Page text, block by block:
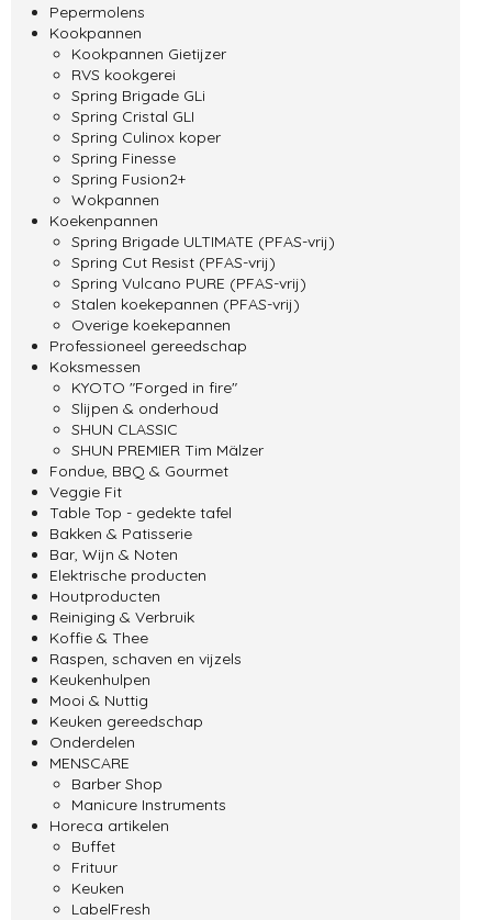
Pepermolens
Kookpannen
Kookpannen Gietijzer
RVS kookgerei
Spring Brigade GLi
Spring Cristal GLI
Spring Culinox koper
Spring Finesse
Spring Fusion2+
Wokpannen
Koekenpannen
Spring Brigade ULTIMATE (PFAS-vrij)
Spring Cut Resist (PFAS-vrij)
Spring Vulcano PURE (PFAS-vrij)
Stalen koekepannen (PFAS-vrij)
Overige koekepannen
Professioneel gereedschap
Koksmessen
KYOTO "Forged in fire"
Slijpen & onderhoud
SHUN CLASSIC
SHUN PREMIER Tim Mälzer
Fondue, BBQ & Gourmet
Veggie Fit
Table Top - gedekte tafel
Bakken & Patisserie
Bar, Wijn & Noten
Elektrische producten
Houtproducten
Reiniging & Verbruik
Koffie & Thee
Raspen, schaven en vijzels
Keukenhulpen
Mooi & Nuttig
Keuken gereedschap
Onderdelen
MENSCARE
Barber Shop
Manicure Instruments
Horeca artikelen
Buffet
Frituur
Keuken
LabelFresh